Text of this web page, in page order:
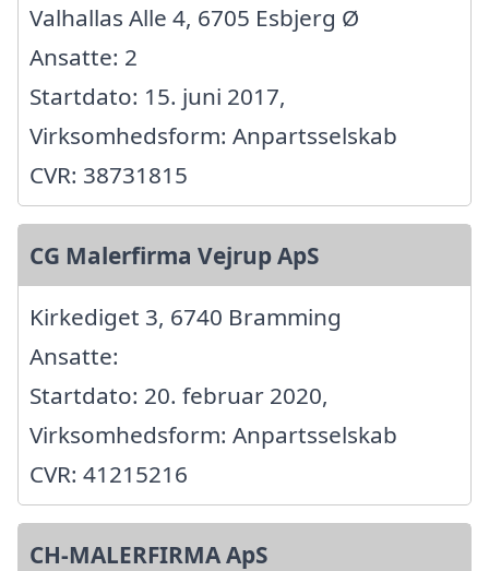
Valhallas Alle 4, 6705 Esbjerg Ø
Ansatte: 2
Startdato: 15. juni 2017,
Virksomhedsform: Anpartsselskab
CVR: 38731815
CG Malerfirma Vejrup ApS
Kirkediget 3, 6740 Bramming
Ansatte:
Startdato: 20. februar 2020,
Virksomhedsform: Anpartsselskab
CVR: 41215216
CH-MALERFIRMA ApS